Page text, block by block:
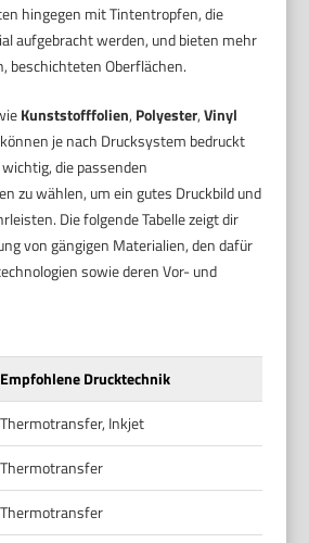
hingegen mit Tintentropfen, die
aufgebracht werden, und bieten mehr
beschichteten Oberflächen.
Kunststofffolien, Polyester,Vinyl
können je nach Drucksystem bedruckt
die passenden
zu wählen, um ein gutes Druckbild und
Die folgende Tabelle zeigt dir
von gängigen Materialien, den dafür
sowie deren Vor- und
Empfohlene Drucktechnik
Thermotransfer, Inkjet
Thermotransfer
Thermotransfer